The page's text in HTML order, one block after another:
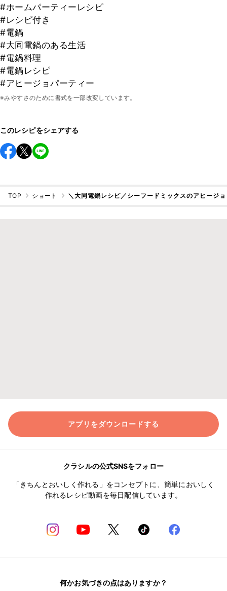
#ホームパーティーレシピ
#レシピ付き
#電鍋
#大同電鍋のある生活
#電鍋料理
#電鍋レシピ
#アヒージョパーティー
※みやすさのために書式を一部改変しています。
このレシピをシェアする
TOP ショート ＼大同電鍋レシピ／シーフードミックスのアヒージョ
アプリをダウンロードする
クラシルの公式SNSをフォロー
「きちんとおいしく作れる」をコンセプトに、簡単においしく
作れるレシピ動画を毎日配信しています。
何かお気づきの点はありますか？